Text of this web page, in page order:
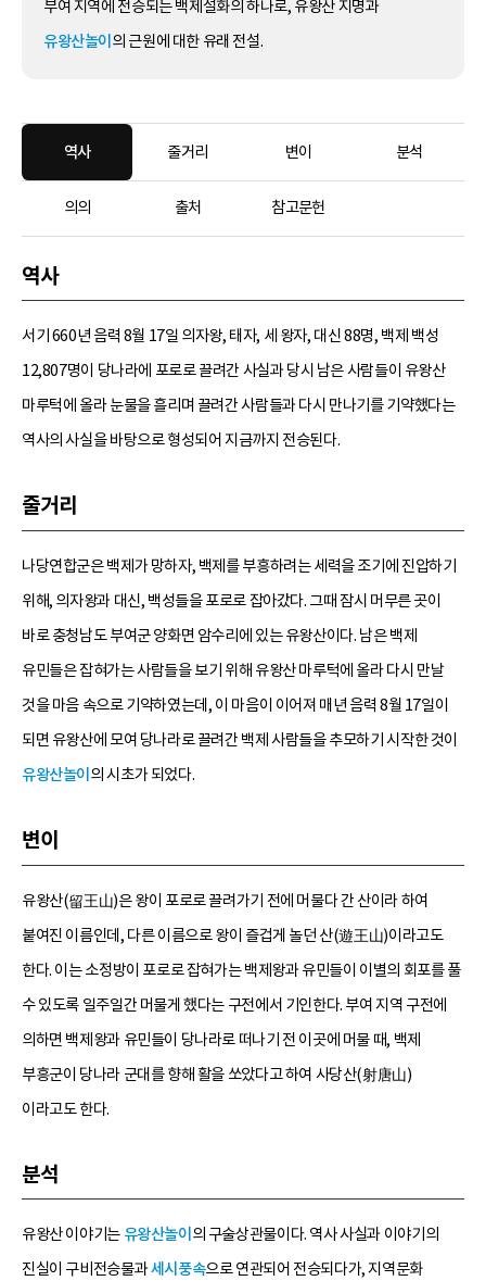
부여 지역에 전승되는 백제설화의 하나로, 유왕산 지명과
유왕산놀이 의 근원에 대한 유래 전설.
역사 줄거리 변이 분석
의의 출처 참고문헌
역사
서기 660년 음력 8월 17일 의자왕, 태자, 세 왕자, 대신 88명, 백제 백성
12,807명이 당나라에 포로로 끌려간 사실과 당시 남은 사람들이 유왕산
마루턱에 올라 눈물을 흘리며 끌려간 사람들과 다시 만나기를 기약했다는
역사의 사실을 바탕으로 형성되어 지금까지 전승된다.
줄거리
나당연합군은 백제가 망하자, 백제를 부흥하려는 세력을 조기에 진압하기
위해, 의자왕과 대신, 백성들을 포로로 잡아갔다. 그때 잠시 머무른 곳이
바로 충청남도 부여군 양화면 암수리에 있는 유왕산이다. 남은 백제
유민들은 잡혀가는 사람들을 보기 위해 유왕산 마루턱에 올라 다시 만날
것을 마음 속으로 기약하였는데, 이 마음이 이어져 매년 음력 8월 17일이
되면 유왕산에 모여 당나라로 끌려간 백제 사람들을 추모하기 시작한 것이
유왕산놀이 의 시초가 되었다.
변이
유왕산(留王山)은 왕이 포로로 끌려가기 전에 머물다 간 산이라 하여
붙여진 이름인데, 다른 이름으로 왕이 즐겁게 놀던 산(遊王山)이라고도
한다. 이는 소정방이 포로로 잡혀가는 백제왕과 유민들이 이별의 회포를 풀
수 있도록 일주일간 머물게 했다는 구전에서 기인한다. 부여 지역 구전에
의하면 백제왕과 유민들이 당나라로 떠나기 전 이곳에 머물 때, 백제
부흥군이 당나라 군대를 향해 활을 쏘았다고 하여 사당산(射唐山)
이라고도 한다.
분석
유왕산 이야기는 유왕산놀이 의 구술상관물이다. 역사 사실과 이야기의
진실이 구비전승물과세시풍속으로 연관되어 전승되다가, 지역문화